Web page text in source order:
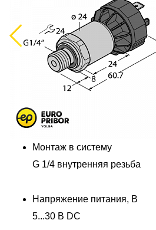
Previous
Монтаж в систему
G 1/4 внутренняя резьба
Напряжение питания, В
5...30 В DC